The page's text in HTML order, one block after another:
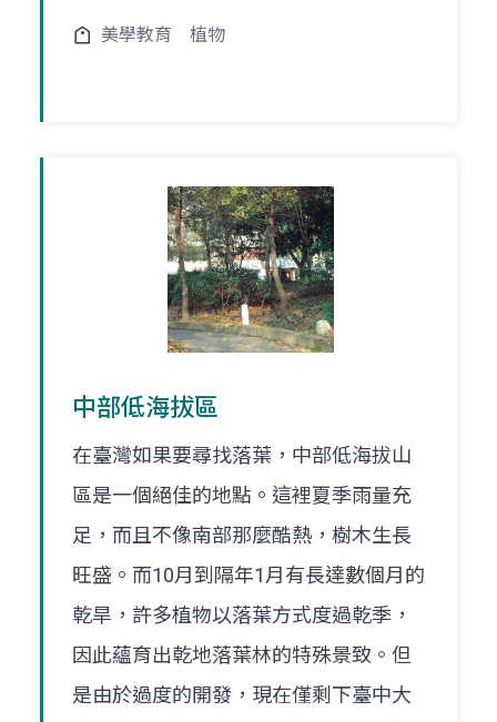
美學教育 植物
中部低海拔區
在臺灣如果要尋找落葉，中部低海拔山
區是一個絕佳的地點。這裡夏季雨量充
足，而且不像南部那麼酷熱，樹木生長
旺盛。而10月到隔年1月有長達數個月的
乾旱，許多植物以落葉方式度過乾季，
因此蘊育出乾地落葉林的特殊景致。但
是由於過度的開發，現在僅剩下臺中大